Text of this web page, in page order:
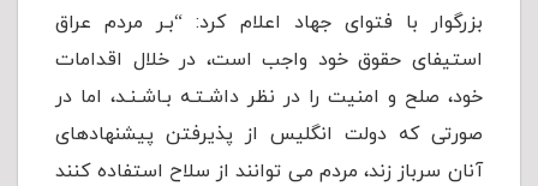
بزرگوار با فتوای جهاد اعلام کرد: “بـر مردم عراق
استیفای حقوق خود واجب است، در خلال اقدامات
خود، صلح و امنیت را در نظر داشـتـه بـاشـنـد، اما در
صورتی که دولت انگلیس از پذیرفتن پیشنهادهای
آنان سرباز زند، مردم می توانند از سلاح استفاده کنند